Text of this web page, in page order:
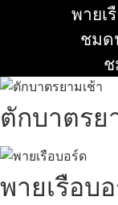
พายเ
ชมด
ช
ตักบาตรย
พายเรือบ